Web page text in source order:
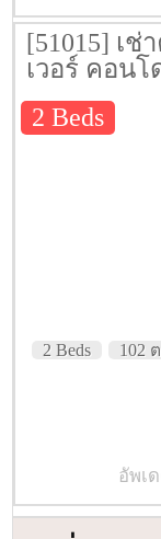
[51015] เ
เวอร์ คอนโ
2 Beds
2 Beds 102
อัพเ